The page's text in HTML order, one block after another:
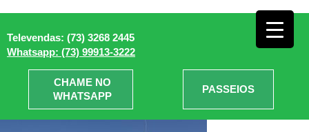
Televendas: (73) 3268 2445
Whatsapp: (73) 99913-3222
CHAME NO
WHATSAPP
PASSEIOS
Centro histórico de Porto Seguro
» Igreja de Nossa Senhora da
Penna